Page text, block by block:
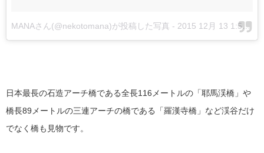
MANAさん(@nekotomana)が投稿した写真 - 2015 12月 13 1:57午前 PST
日本最長の石造アーチ橋である全長116メートルの「耶馬渓橋」や
橋長89メートルの三連アーチの橋である「羅漢寺橋」など渓谷だけ
でなく橋も見物です。